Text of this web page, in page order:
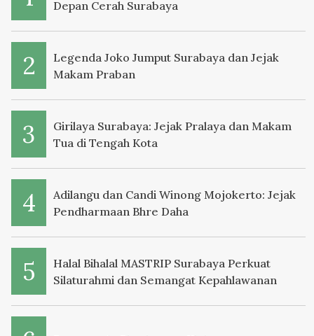
Depan Cerah Surabaya
Legenda Joko Jumput Surabaya dan Jejak
Makam Praban
Girilaya Surabaya: Jejak Pralaya dan Makam
Tua di Tengah Kota
Adilangu dan Candi Winong Mojokerto: Jejak
Pendharmaan Bhre Daha
Halal Bihalal MASTRIP Surabaya Perkuat
Silaturahmi dan Semangat Kepahlawanan